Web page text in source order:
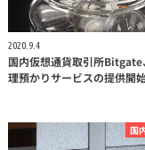
2020.9.4
国内仮想通貨取引所Bitgate
理預かりサービスの提供開
国